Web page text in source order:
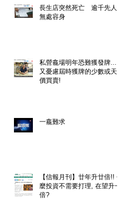
長生店突然死亡 逾千先人
無處容身
私營龕場明年恐難獲發牌....
又憂慮屆時獲牌的少數或天
價買賣!
一龕難求
【信報月刊】廿年升廿倍!! 什
麼投資不需要打理, 在望升一
倍?